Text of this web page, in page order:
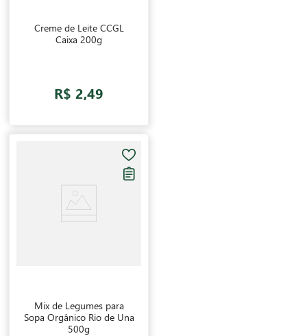
Creme de Leite CCGL
Caixa 200g
R$ 2,49
Mix de Legumes para
Sopa Orgânico Rio de Una
500g